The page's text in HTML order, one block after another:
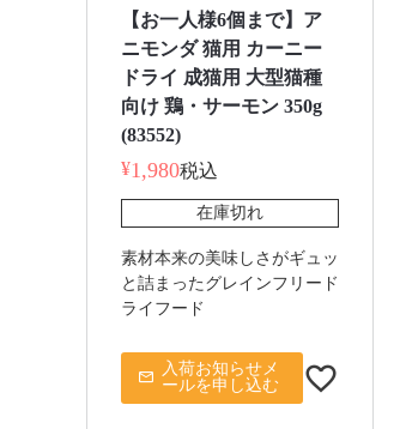
【お一人様6個まで】ア
ニモンダ 猫用 カーニー
ドライ 成猫用 大型猫種
向け 鶏・サーモン 350g
(83552)
¥1,980税込
在庫切れ
素材本来の美味しさがギュッ
と詰まったグレインフリード
ライフード
入荷お知らせメ
ールを申し込む